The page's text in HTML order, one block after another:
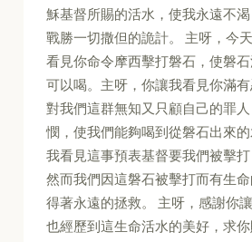
穌基督所賜的活水，使我永遠不
戰勝一切撒但的詭計。 主呀，今
看見你命令摩西擊打磐石，使磐
可以喝。主呀，你讓我看見你滿
對我們這群無知又只顧自己的罪
憫，使我們能夠喝到從磐石出來
我看見這事預表基督要我們被擊打
然而我們因這磐石被擊打而有生命
得著永遠的拯救。 主呀，感謝你
也經歷到這生命活水的美好，求